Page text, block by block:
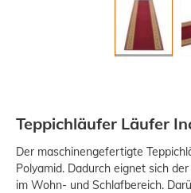
Teppichläufer Läufer
Der maschinengefertigte
Polyamid. Dadurch eignet sich
im Wohn- und Schlafbereich.